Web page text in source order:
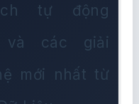
tự động
và các giải
mới nhất từ